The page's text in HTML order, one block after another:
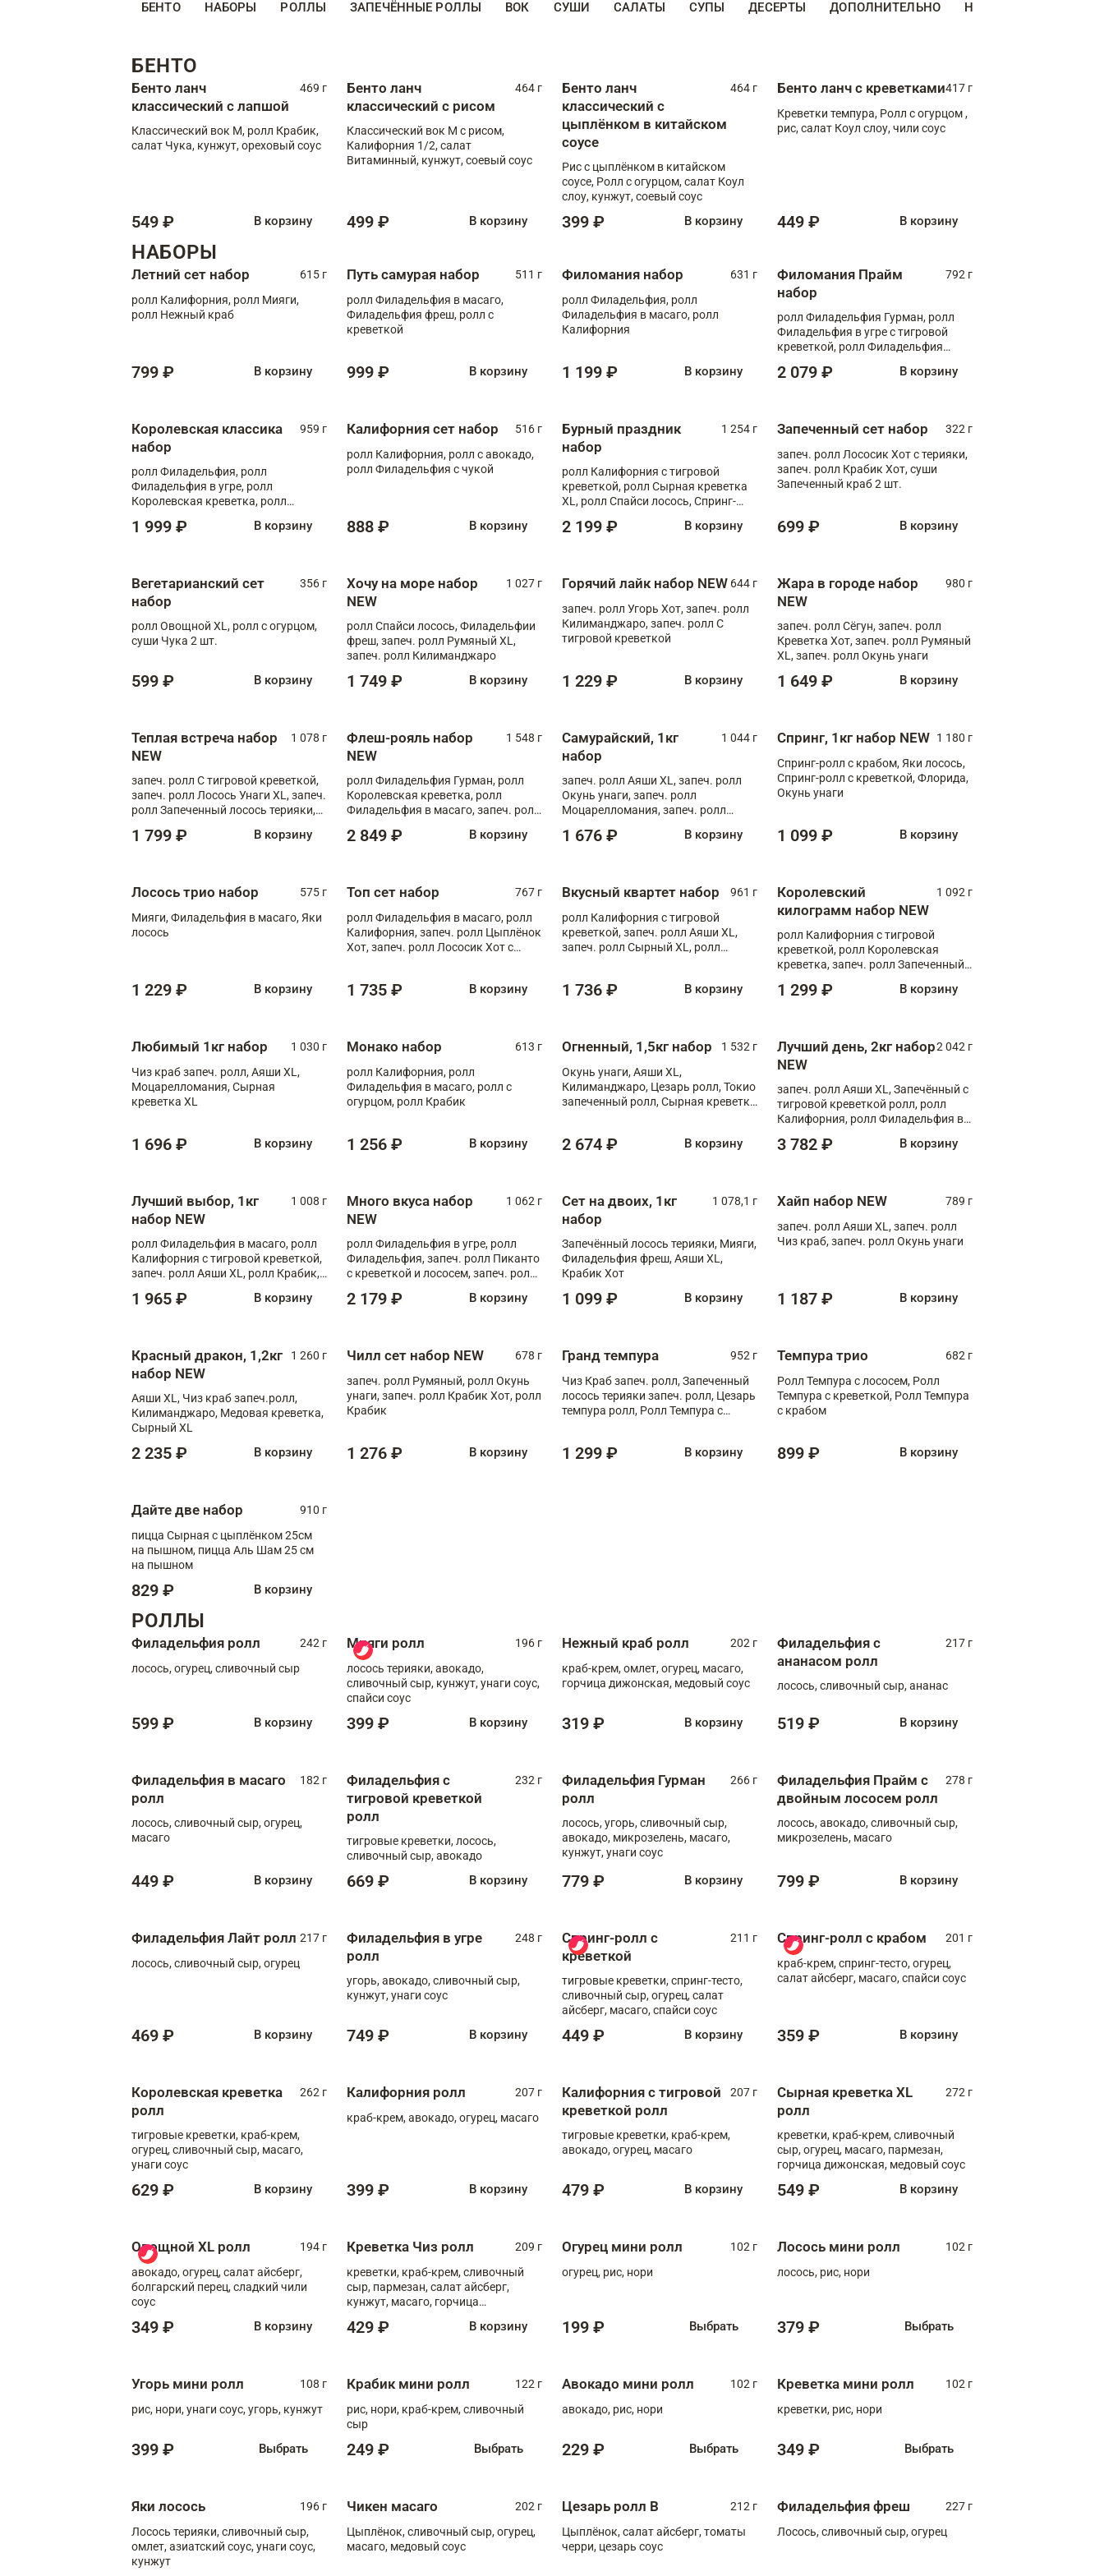
БЕНТО НАБОРЫ РОЛЛЫ ЗАПЕЧЁННЫЕ РОЛЛЫ ВОК СУШИ САЛАТЫ СУПЫ ДЕСЕРТЫ ДОПОЛНИТЕЛЬНО НАПИТКИ
БЕНТО
Бенто ланч
классический с лапшой
469 г
Классический вок М, ролл Крабик,
салат Чука, кунжут, ореховый соус
549 ₽ В корзину
Бенто ланч
классический с рисом
464 г
Классический вок М с рисом,
Калифорния 1/2, салат
Витаминный, кунжут, соевый соус
499 ₽ В корзину
Бенто ланч
классический с
цыплёнком в китайском
соусе
464 г
Рис с цыплёнком в китайском
соусе, Ролл с огурцом, салат Коул
слоу, кунжут, соевый соус
399 ₽ В корзину
Бенто ланч с креветками417 г
Креветки темпура, Ролл с огурцом ,
рис, салат Коул слоу, чили соус
449 ₽ В корзину
НАБОРЫ
Летний сет набор
615 г
ролл Калифорния, ролл Мияги,
ролл Нежный краб
799 ₽ В корзину
Путь самурая набор
511 г
ролл Филадельфия в масаго,
Филадельфия фреш, ролл с
креветкой
999 ₽ В корзину
Филомания набор
631 г
ролл Филадельфия, ролл
Филадельфия в масаго, ролл
Калифорния
1 199 ₽ В корзину
Филомания Прайм
набор
792 г
ролл Филадельфия Гурман, ролл
Филадельфия в угре с тигровой
креветкой, ролл Филадельфия
2 079 ₽ В корзину
Королевская классика
набор
959 г
ролл Филадельфия, ролл
Филадельфия в угре, ролл
Королевская креветка, ролл
1 999 ₽ В корзину
Калифорния сет набор
516 г
ролл Калифорния, ролл с авокадо,
ролл Филадельфия с чукой
888 ₽ В корзину
Бурный праздник
набор
1 254 г
ролл Калифорния с тигровой
креветкой, ролл Сырная креветка
XL, ролл Спайси лосось, Спринг-
Медовая креветка
2 199 ₽ В корзину
Запеченный сет набор
322 г
запеч. ролл Лососик Хот с терияки,
запеч. ролл Крабик Хот, суши
Запеченный краб 2 шт.
699 ₽ В корзину
Вегетарианский сет
набор
356 г
ролл Овощной XL, ролл с огурцом,
суши Чука 2 шт.
599 ₽ В корзину
Хочу на море набор
NEW
1 027 г
ролл Спайси лосось, Филадельфии
фреш, запеч. ролл Румяный XL,
запеч. ролл Килиманджаро
1 749 ₽ В корзину
Горячий лайк набор NEW 644 г
запеч. ролл Угорь Хот, запеч. ролл
Килиманджаро, запеч. ролл С
тигровой креветкой
1 229 ₽ В корзину
Жара в городе набор
NEW
980 г
запеч. ролл Сёгун, запеч. ролл
Креветка Хот, запеч. ролл Румяный
XL, запеч. ролл Окунь унаги
1 649 ₽ В корзину
Теплая встреча набор
NEW
1 078 г
запеч. ролл С тигровой креветкой,
запеч. ролл Лосось Унаги XL, запеч.
ролл Запеченный лосось терияки,
1 799 ₽ В корзину
Флеш-рояль набор
NEW
1 548 г
ролл Филадельфия Гурман, ролл
Королевская креветка, ролл
Филадельфия в масаго, запеч. ролл
Тигровая креветка с моцареллой,
2 849 ₽ В корзину
Самурайский, 1кг
набор
1 044 г
запеч. ролл Аяши XL, запеч. ролл
Окунь унаги, запеч. ролл
Моцарелломания, запеч. ролл
1 676 ₽ В корзину
Спринг, 1кг набор NEW 1 180 г
Спринг-ролл с крабом, Яки лосось,
Спринг-ролл с креветкой, Флорида,
Окунь унаги
1 099 ₽ В корзину
Лосось трио набор
575 г
Мияги, Филадельфия в масаго, Яки
лосось
1 229 ₽ В корзину
Топ сет набор
767 г
ролл Филадельфия в масаго, ролл
Калифорния, запеч. ролл Цыплёнок
Хот, запеч. ролл Лососик Хот с
1 735 ₽ В корзину
Вкусный квартет набор
961 г
ролл Калифорния с тигровой
креветкой, запеч. ролл Аяши XL,
запеч. ролл Сырный XL, ролл
1 736 ₽ В корзину
Королевский
килограмм набор NEW
1 092 г
ролл Калифорния с тигровой
креветкой, ролл Королевская
креветка, запеч. ролл Запеченный
XL, запеч. ролл Крабик Хот
1 299 ₽ В корзину
Любимый 1кг набор
1 030 г
Чиз краб запеч. ролл, Аяши XL,
Моцарелломания, Сырная
креветка XL
1 696 ₽ В корзину
Монако набор
613 г
ролл Калифорния, ролл
Филадельфия в масаго, ролл с
огурцом, ролл Крабик
1 256 ₽ В корзину
Огненный, 1,5кг набор
1 532 г
Окунь унаги, Аяши XL,
Килиманджаро, Цезарь ролл, Токио
запеченный ролл, Сырная креветка
2 674 ₽ В корзину
Лучший день, 2кг набор
NEW
2 042 г
запеч. ролл Аяши XL, Запечённый с
тигровой креветкой ролл, ролл
Калифорния, ролл Филадельфия в
запеч. ролл Моцарелломания, ролл
3 782 ₽ В корзину
Лучший выбор, 1кг
набор NEW
1 008 г
ролл Филадельфия в масаго, ролл
Калифорния с тигровой креветкой,
запеч. ролл Аяши XL, ролл Крабик,
1 965 ₽ В корзину
Много вкуса набор
NEW
1 062 г
ролл Филадельфия в угре, ролл
Филадельфия, запеч. ролл Пиканто
с креветкой и лососем, запеч. ролл
2 179 ₽ В корзину
Сет на двоих, 1кг
набор
1 078,1 г
Запечённый лосось терияки, Мияги,
Филадельфия фреш, Аяши XL,
Крабик Хот
1 099 ₽ В корзину
Хайп набор NEW
789 г
запеч. ролл Аяши XL, запеч. ролл
Чиз краб, запеч. ролл Окунь унаги
1 187 ₽ В корзину
Красный дракон, 1,2кг
набор NEW
1 260 г
Аяши XL, Чиз краб запеч.ролл,
Килиманджаро, Медовая креветка,
Сырный XL
2 235 ₽ В корзину
Чилл сет набор NEW
678 г
запеч. ролл Румяный, ролл Окунь
унаги, запеч. ролл Крабик Хот, ролл
Крабик
1 276 ₽ В корзину
Гранд темпура
952 г
Чиз Краб запеч. ролл, Запеченный
лосось терияки запеч. ролл, Цезарь
темпура ролл, Ролл Темпура с
1 299 ₽ В корзину
Темпура трио
682 г
Ролл Темпура с лососем, Ролл
Темпура с креветкой, Ролл Темпура
с крабом
899 ₽ В корзину
Дайте две набор
910 г
пицца Сырная с цыплёнком 25см
на пышном, пицца Аль Шам 25 см
на пышном
829 ₽ В корзину
РОЛЛЫ
Филадельфия ролл
242 г
лосось, огурец, сливочный сыр
599 ₽ В корзину
Мияги ролл
196 г
лосось терияки, авокадо,
сливочный сыр, кунжут, унаги соус,
спайси соус
399 ₽ В корзину
Нежный краб ролл
202 г
краб-крем, омлет, огурец, масаго,
горчица дижонская, медовый соус
319 ₽ В корзину
Филадельфия с
ананасом ролл
217 г
лосось, сливочный сыр, ананас
519 ₽ В корзину
Филадельфия в масаго
ролл
182 г
лосось, сливочный сыр, огурец,
масаго
449 ₽ В корзину
Филадельфия с
тигровой креветкой
ролл
232 г
тигровые креветки, лосось,
сливочный сыр, авокадо
669 ₽ В корзину
Филадельфия Гурман
ролл
266 г
лосось, угорь, сливочный сыр,
авокадо, микрозелень, масаго,
кунжут, унаги соус
779 ₽ В корзину
Филадельфия Прайм с
двойным лососем ролл
278 г
лосось, авокадо, сливочный сыр,
микрозелень, масаго
799 ₽ В корзину
Филадельфия Лайт ролл 217 г
лосось, сливочный сыр, огурец
469 ₽ В корзину
Филадельфия в угре
ролл
248 г
угорь, авокадо, сливочный сыр,
кунжут, унаги соус
749 ₽ В корзину
Спринг-ролл с
креветкой
211 г
тигровые креветки, спринг-тесто,
сливочный сыр, огурец, салат
айсберг, масаго, спайси соус
449 ₽ В корзину
Спринг-ролл с крабом
201 г
краб-крем, спринг-тесто, огурец,
салат айсберг, масаго, спайси соус
359 ₽ В корзину
Королевская креветка
ролл
262 г
тигровые креветки, краб-крем,
огурец, сливочный сыр, масаго,
унаги соус
629 ₽ В корзину
Калифорния ролл
207 г
краб-крем, авокадо, огурец, масаго
399 ₽ В корзину
Калифорния с тигровой
креветкой ролл
207 г
тигровые креветки, краб-крем,
авокадо, огурец, масаго
479 ₽ В корзину
Сырная креветка XL
ролл
272 г
креветки, краб-крем, сливочный
сыр, огурец, масаго, пармезан,
горчица дижонская, медовый соус
549 ₽ В корзину
Овощной XL ролл
194 г
авокадо, огурец, салат айсберг,
болгарский перец, сладкий чили
соус
349 ₽ В корзину
Креветка Чиз ролл
209 г
креветки, краб-крем, сливочный
сыр, пармезан, салат айсберг,
кунжут, масаго, горчица
429 ₽ В корзину
Огурец мини ролл
102 г
огурец, рис, нори
199 ₽ Выбрать
Лосось мини ролл
102 г
лосось, рис, нори
379 ₽ Выбрать
Угорь мини ролл
108 г
рис, нори, унаги соус, угорь, кунжут
399 ₽ Выбрать
Крабик мини ролл
122 г
рис, нори, краб-крем, сливочный
сыр
249 ₽ Выбрать
Авокадо мини ролл
102 г
авокадо, рис, нори
229 ₽ Выбрать
Креветка мини ролл
102 г
креветки, рис, нори
349 ₽ Выбрать
Яки лосось
196 г
Лосось терияки, сливочный сыр,
омлет, азиатский соус, унаги соус,
кунжут
Чикен масаго
202 г
Цыплёнок, сливочный сыр, огурец,
масаго, медовый соус
Цезарь ролл В
212 г
Цыплёнок, салат айсберг, томаты
черри, цезарь соус
Филадельфия фреш
227 г
Лосось, сливочный сыр, огурец